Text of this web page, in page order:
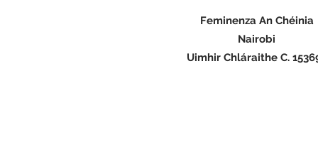
Feminenza An Chéinia
Nairobi
Uimhir Chláraithe C.